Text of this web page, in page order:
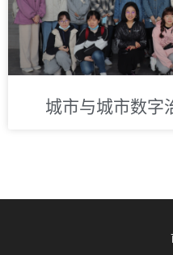
城市与城市数字